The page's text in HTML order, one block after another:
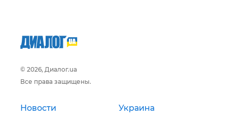
© 2026, Диалог.ua
Все права защищены.
Новости Украина